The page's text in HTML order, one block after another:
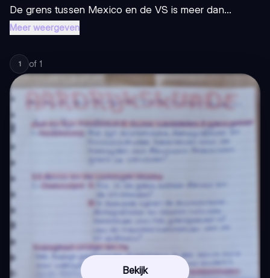
De grens tussen Mexico en de VS is meer dan...
Meer weergeven
1 of 1
Bekijk